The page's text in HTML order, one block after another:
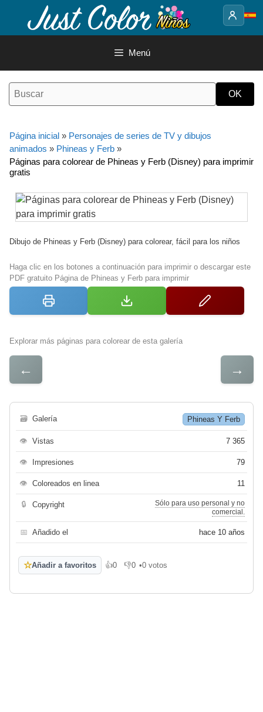
contenido
Menú
Página inicial » Personajes de series de TV y dibujos
animados » Phineas y Ferb »
Páginas para colorear de Phineas y Ferb (Disney) para imprimir
gratis
Dibujo de Phineas y Ferb (Disney) para colorear, fácil para los niños
Haga clic en los botones a continuación para imprimir o descargar este
PDF gratuito Página de Phineas y Ferb para imprimir
Explorar más páginas para colorear de esta galería
← →
🗃 Galería Phineas Y Ferb
👁 Vistas 7 365
👁 Impresiones 79
👁 Coloreados en linea 11
🔒 Copyright
Sólo para uso personal y no
comercial.
📅 Añadido el hace 10 años
☆Añadir a favoritos 👍0
Me gusta
👎0
No me gusta
•0 votos